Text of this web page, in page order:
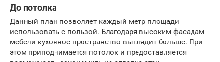
До потолка
Данный план позволяет каждый метр площади
использовать с пользой. Благодаря высоким фасадам
мебели кухонное пространство выглядит больше. При
этом приподнимается потолок и предоставляется